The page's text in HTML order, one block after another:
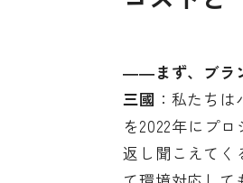
――まず、ブラ
三國 ：私たち
を2022年にプ
返し聞こえてく